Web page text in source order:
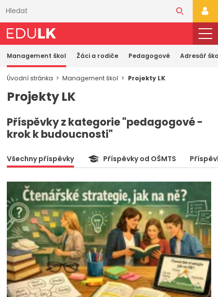
obsahu
Management škol Žáci a rodiče Pedagogové Adresář
Úvodní stránka Management škol Projekty LK
Projekty LK
Příspěvky z kategorie "pedagogové -
krok k budoucnosti"
Všechny příspěvky Příspěvky od OŠMTS